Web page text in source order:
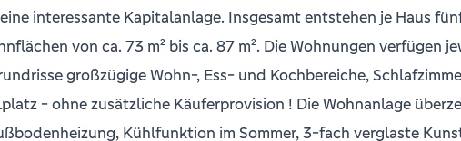
interessante Kapitalanlage. Insgesamt entstehen je Haus
von ca. 73 m² bis ca. 87 m². Die Wohnungen
großzügige Wohn-, Ess- und Kochbereiche,
- ohne zusätzliche Käuferprovision ! Die Wohnanlage
Kühlfunktion im Sommer, 3-fach verglaste